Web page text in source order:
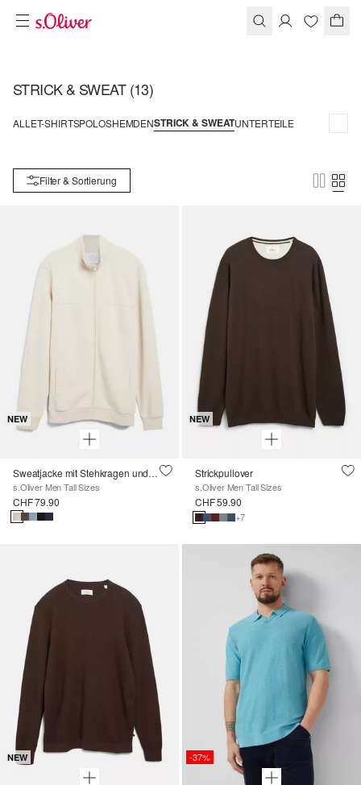
STRICK & SWEAT(13)
ALLET-SHIRTSPOLOSHEMDENSTRICK & SWEATUNTERTEILE
Filter & Sortierung
NEW
Sweatjacke mit Stehkragen und Eingrifftaschen
s.Oliver Men Tall Sizes
CHF 79.90
NEW
Strickpullover
s.Oliver Men Tall Sizes
CHF 59.90
+7
NEW -37%